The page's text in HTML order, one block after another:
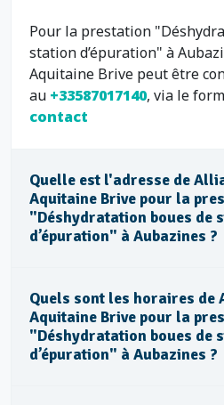
Pour la prestation
station d’épuration" à
Aquitaine Brive peut être
au +33587017140, via le
contact
Quelle est l'adresse de
Aquitaine Brive pour la
"Déshydratation boues de
d’épuration" à Aubazines ?
Quels sont les horaires de
Aquitaine Brive pour la
"Déshydratation boues de
d’épuration" à Aubazines ?